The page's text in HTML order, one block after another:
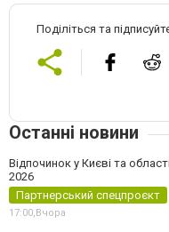
Поділіться та
Останні новини
Відпочинок у Києві та
2026
Партнерський спецпроєкт
17:00, Вчора